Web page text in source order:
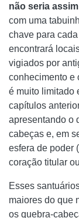
não seria
com uma
chave para
encontrará
vigiados por
conhecimento e
é muito limitado
capítulos
apresentando o
cabeças e, em
esfera de poder
coração titular
Esses
maiores do que
os quebra-